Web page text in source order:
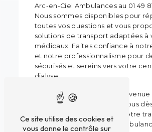
Arc-en-Ciel Ambulances au 01 49
Nous sommes disponibles pour
toutes vos questions et vous
solutions de transport adaptées à
médicaux. Faites confiance à
et notre professionnalisme pour
sécurisés et sereins vers votre
dialyse.
Nous sommes situés au 77
94000 Créteil. Contactez-nous
aujourd'hui pour réserver votre
dialysé avec Arc-en-Ciel
Ce site utilise des cookies et
vous donne le contrôle sur